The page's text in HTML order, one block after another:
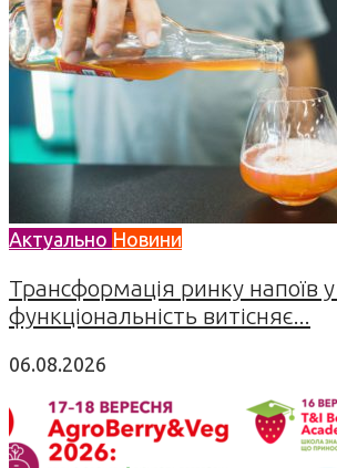
Актуально Новини
Трансформація ринку напоїв у
функціональність витісняє...
06.08.2026